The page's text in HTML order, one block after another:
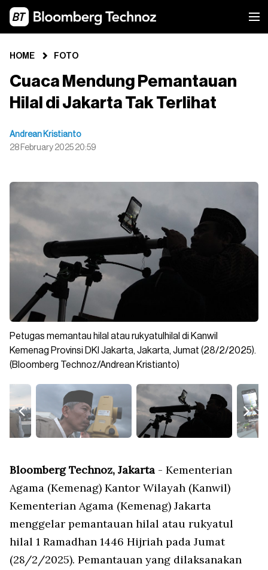
HOME FOTO
Cuaca Mendung Pemantauan
Hilal di Jakarta Tak Terlihat
Andrean Kristianto
28 February 2025 20:59
Petugas memantau hilal atau rukyatulhilal di Kanwil
Kemenag Provinsi DKI Jakarta, Jakarta, Jumat (28/2/2025).
(Bloomberg Technoz/Andrean Kristianto)
Kondisi cuaca mendung menghambat pengamatan hilal.
(Bloomberg Technoz/Andrean Kristianto)
Tim hisab rukyat Kanwil Kemenag Jakarta melaporkan
bahwa hilal tidak terlihat dari pukul 18.12 hingga 18.29 WIB.
(Bloomberg Technoz/Andrean Kristianto)
Pemantauan dengan menggunakan teleskop dan alat lain
berupa theodolite. (Bloomberg Technoz/Andrean Kristianto)
Selain hilal, theodolite juga bisa digunakan untuk memantau
arah kiblat. (Bloomberg Technoz/Andrean Kristianto)
Seperti diketahui, pemerintah tetapkan 1 Ramadan pada 1
Maret 2025. (Bloomberg Technoz/Andrean Kristianto)
Penetapan tersebut setelah hilal berhasil terlihat di Provinsi
Aceh. (Bloomberg Technoz/Andrean Kristianto)
Bloomberg Technoz, Jakarta - Kementerian
Agama (Kemenag) Kantor Wilayah (Kanwil)
Kementerian Agama (Kemenag) Jakarta
menggelar pemantauan hilal atau rukyatul
hilal 1 Ramadhan 1446 Hijriah pada Jumat
(28/2/2025). Pemantauan yang dilaksanakan